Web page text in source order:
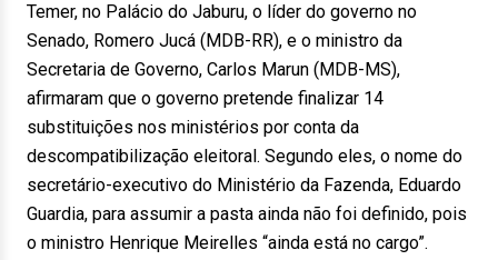
Temer, no Palácio do Jaburu, o líder do governo no
Senado, Romero Jucá (MDB-RR), e o ministro da
Secretaria de Governo, Carlos Marun (MDB-MS),
afirmaram que o governo pretende finalizar 14
substituições nos ministérios por conta da
descompatibilização eleitoral. Segundo eles, o nome do
secretário-executivo do Ministério da Fazenda, Eduardo
Guardia, para assumir a pasta ainda não foi definido, pois
o ministro Henrique Meirelles “ainda está no cargo”.